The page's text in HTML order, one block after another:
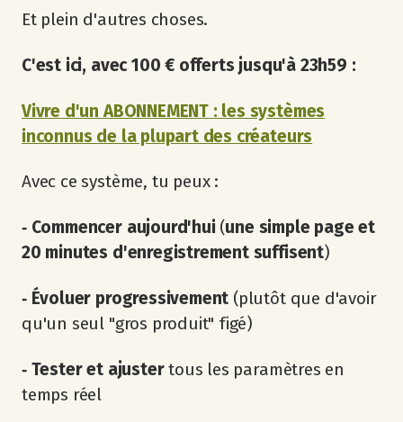
Et plein d'autres choses.
C'est ici, avec 100 € offerts jusqu'à 23h59 :
Vivre d'un ABONNEMENT : les systèmes
inconnus de la plupart des créateurs
Avec ce système, tu peux :
‐ Commencer aujourd'hui (une simple page et
20 minutes d'enregistrement suffisent)
‐ Évoluer progressivement (plutôt que d'avoir
qu'un seul "gros produit" figé)
‐ Tester et ajustertous les paramètres en
temps réel